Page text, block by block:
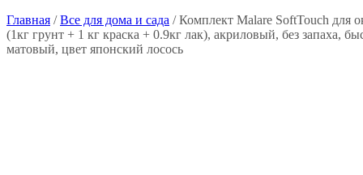
Главная /Все для дома и сада / Комплект Malare SoftTouch для
(1кг грунт + 1 кг краска + 0.9кг лак), акриловый, без запаха,
матовый, цвет японский лосось